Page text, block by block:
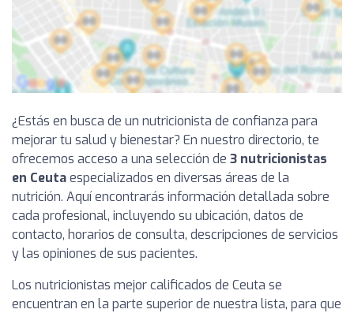
¿Estás en busca de un nutricionista de confianza para
mejorar tu salud y bienestar? En nuestro directorio, te
ofrecemos acceso a una selección de 3 nutricionistas
en Ceutaespecializados en diversas áreas de la
nutrición. Aquí encontrarás información detallada sobre
cada profesional, incluyendo su ubicación, datos de
contacto, horarios de consulta, descripciones de servicios
y las opiniones de sus pacientes.
Los nutricionistas mejor calificados de Ceuta se
encuentran en la parte superior de nuestra lista, para que